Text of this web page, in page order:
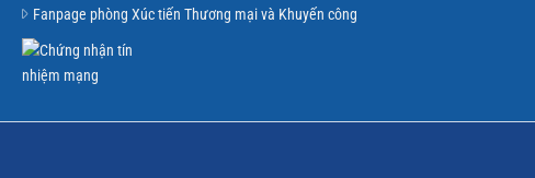
Fanpage phòng Xúc tiến Thương mại và Khuyến công